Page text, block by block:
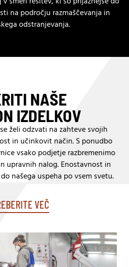
na področju razmaščevanja in
odstranjevanja.
NAŠE
IZDELKOV
želi odzvati na zahteve svojih
in učinkovit način. S ponudbo
vsako podjetje razbremenimo
upravnih nalog. Enostavnost in
našega uspeha po vsem svetu.
VEČ